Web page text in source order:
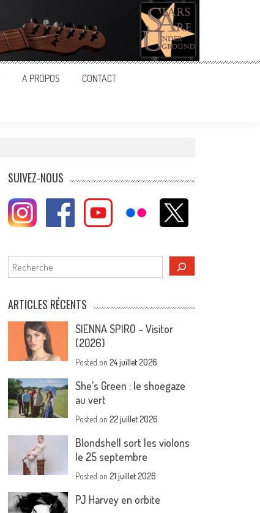
A PROPOS CONTACT
SUIVEZ-NOUS
Rechercher
ARTICLES RÉCENTS
SIENNA SPIRO – Visitor
(2026)
Posted on24 juillet 2026
She’s Green : le shoegaze
au vert
Posted on22 juillet 2026
Blondshell sort les violons
le 25 septembre
Posted on21 juillet 2026
PJ Harvey en orbite